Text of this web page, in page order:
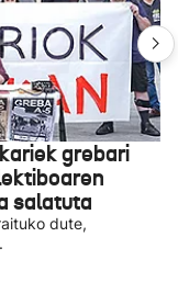
grebari
salatuta
dute,